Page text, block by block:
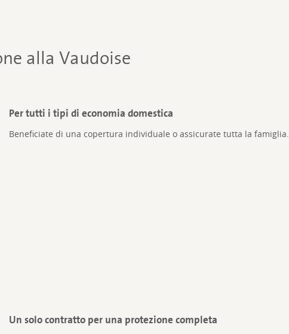
alla Vaudoise
Per tutti i tipi di economia domestica
Beneficiate di una copertura individuale o assicurate tutta la famiglia.
Un solo contratto per una protezione completa